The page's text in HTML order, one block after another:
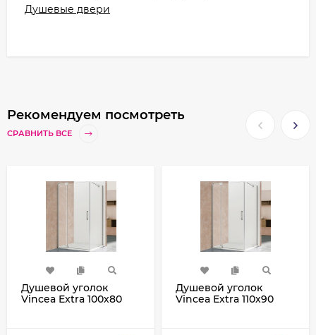
Душевые двери
Рекомендуем посмотреть
СРАВНИТЬ ВСЕ
Душевой уголок
Vincea Extra 100х80
Душевой уголок
Vincea Extra 110х90